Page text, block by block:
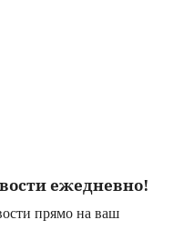
ежедневно!
прямо на ваш